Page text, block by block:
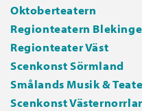
Oktoberteatern
Regionteatern
Regionteater Väst
Scenkonst Sörmland
Smålands Musik &
Scenkonst